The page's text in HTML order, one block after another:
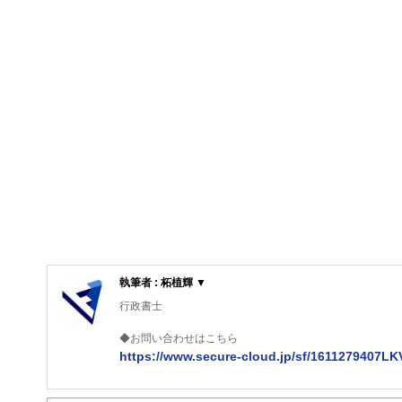
執筆者 : 柘植輝 ▼
行政書士
◆お問い合わせはこちら
https://www.secure-cloud.jp/sf/
２級ファイナンシャルプランナー